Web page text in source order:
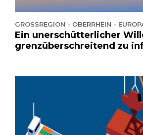
GROSSREGION - OBERRHEIN -
Ein unerschütterlicher
grenzüberschreitend zu